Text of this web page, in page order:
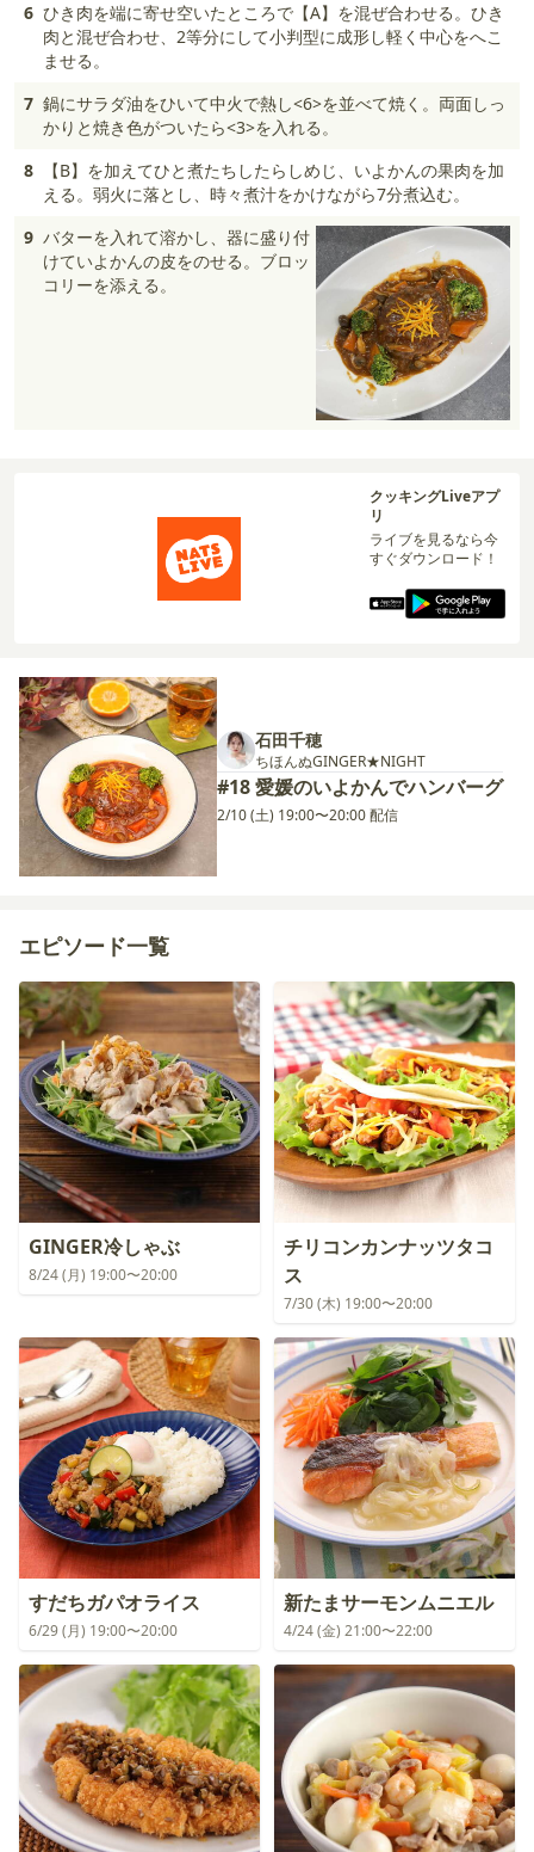
6 ひき肉を端に寄せ空いたところで【A】を混ぜ合わせる。ひき
肉と混ぜ合わせ、2等分にして小判型に成形し軽く中心をへこ
ませる。
7 鍋にサラダ油をひいて中火で熱し<6>を並べて焼く。両面しっ
かりと焼き色がついたら<3>を入れる。
8
【B】を加えてひと煮たちしたらしめじ、いよかんの果肉を加
える。弱火に落とし、時々煮汁をかけながら7分煮込む。
9 バターを入れて溶かし、器に盛り付
けていよかんの皮をのせる。ブロッ
コリーを添える。
クッキングLiveアプ
リ
ライブを見るなら今
すぐダウンロード！
石田千穂
ちほんぬGINGER★NIGHT
#18 愛媛のいよかんでハンバーグ
2/10 (土) 19:00〜20:00 配信
エピソード一覧
GINGER冷しゃぶ
8/24 (月) 19:00〜20:00
チリコンカンナッツタコ
ス
7/30 (木) 19:00〜20:00
すだちガパオライス
6/29 (月) 19:00〜20:00
新たまサーモンムニエル
4/24 (金) 21:00〜22:00